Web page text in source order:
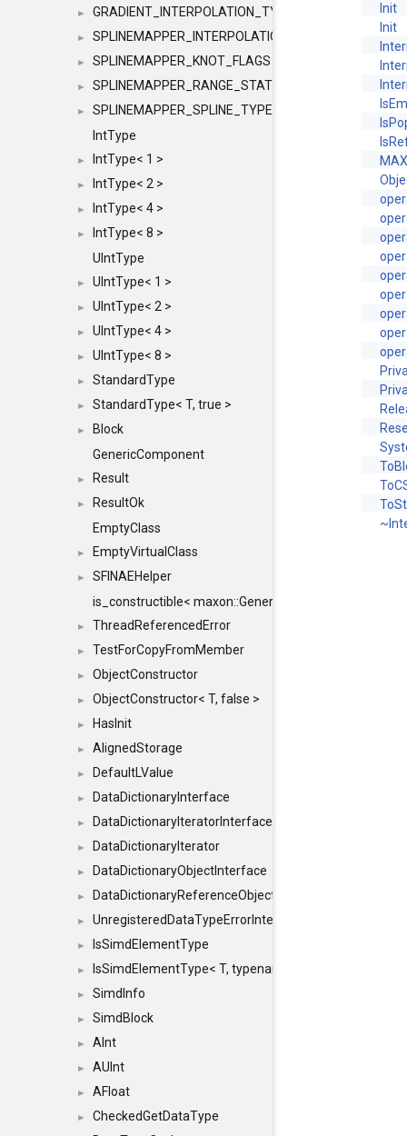
► GRADIENT_INTERPOLATION_TYPE
► SPLINEMAPPER_INTERPOLATION_TYPE
► SPLINEMAPPER_KNOT_FLAGS
► SPLINEMAPPER_RANGE_STATE
►
SPLINEMAPPER_SPLINE_TYPE
IntType
► IntType< 1 >
► IntType< 2 >
► IntType< 4 >
►
IntType< 8 >
UIntType
► UIntType< 1 >
► UIntType< 2 >
► UIntType< 4 >
► UIntType< 8 >
► StandardType
► StandardType< T, true >
►
Block
GenericComponent
► Result
►
ResultOk
EmptyClass
► EmptyVirtualClass
►
SFINAEHelper
is_constructible< maxon::Generic, const
► ThreadReferencedError
► TestForCopyFromMember
► ObjectConstructor
► ObjectConstructor< T, false >
► HasInit
► AlignedStorage
► DefaultLValue
► DataDictionaryInterface
► DataDictionaryIteratorInterface
► DataDictionaryIterator
► DataDictionaryObjectInterface
► DataDictionaryReferenceObjectInterface
► UnregisteredDataTypeErrorInterface
► IsSimdElementType
► IsSimdElementType< T, typename SFINAEHelper<
► SimdInfo
► SimdBlock
► AInt
► AUInt
► AFloat
►
CheckedGetDataType
Init
Init